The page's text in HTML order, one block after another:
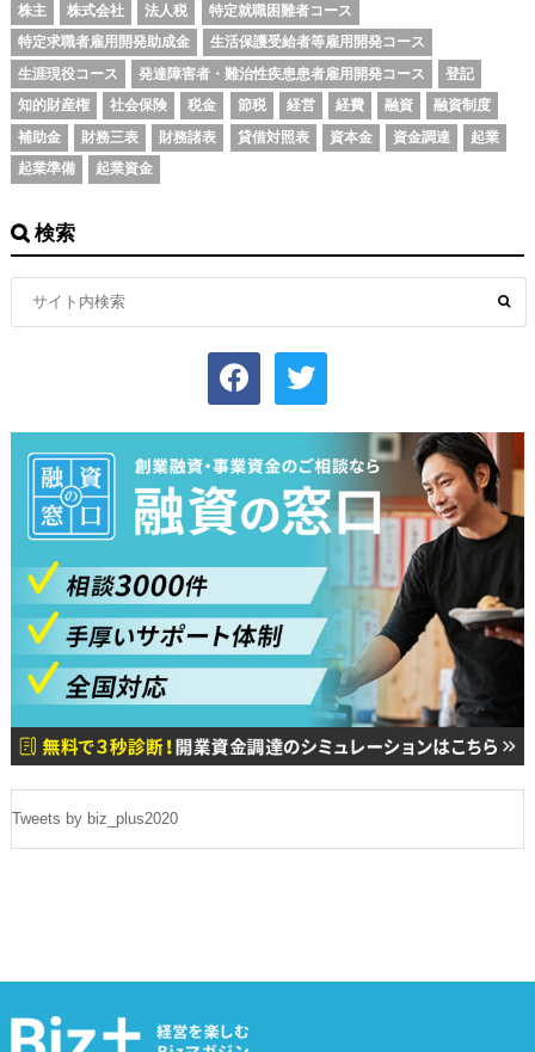
株主
株式会社 法人税
特定就職困難者コース
特定求職者雇用開発助成金
生活保護受給者等雇用開発コース
生涯現役コース
発達障害者・難治性疾患患者雇用開発コース
登記
知的財産権
社会保険 税金 節税 経営 経費 融資
融資制度
補助金
財務三表 財務諸表 貸借対照表 資本金 資金調達
起業
起業準備
起業資金
検索
facebook twitter
Tweets by biz_plus2020